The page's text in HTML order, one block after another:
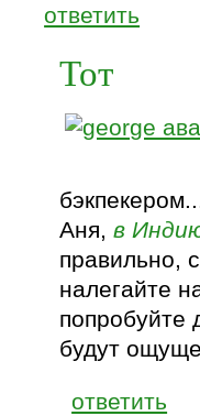
ответить
Тот
Аня,в
правильно,
налегайте
попробуйте
будут
ответить